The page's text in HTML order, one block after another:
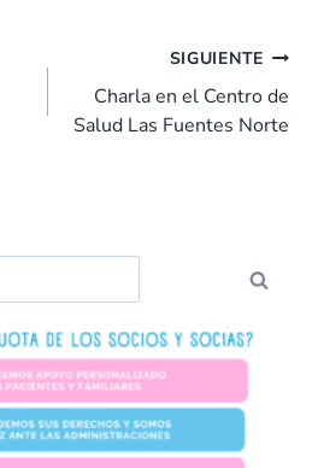
es
t ar
tir
SIGUIENTE
Charla en el Centro de
Salud Las Fuentes Norte